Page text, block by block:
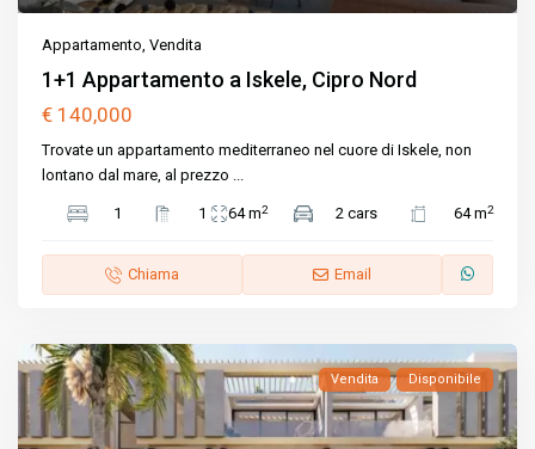
Appartamento,Vendita
1+1 Appartamento a Iskele, Cipro Nord
€ 140,000
Trovate un appartamento mediterraneo nel cuore di Iskele, non
lontano dal mare, al prezzo ...
1 1 64 m2 2 cars 64 m2
Chiama Email
Vendita Disponibile